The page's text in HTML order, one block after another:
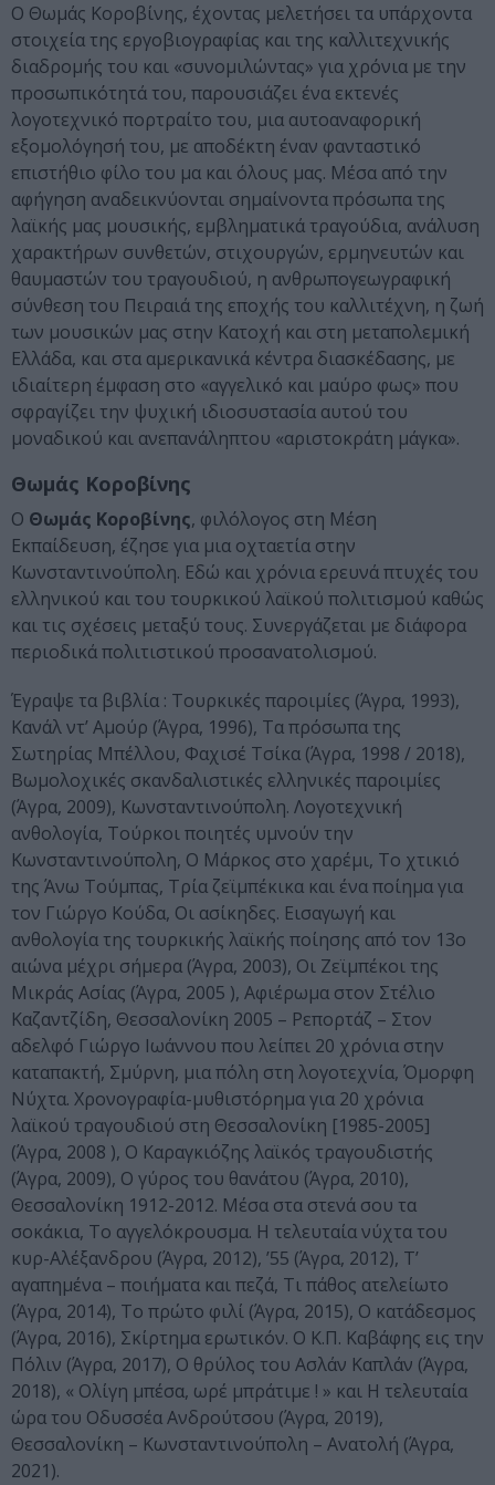
Ο Θωμάς Κοροβίνης, έχοντας μελετήσει τα υπάρχοντα
στοιχεία της εργοβιογραφίας και της καλλιτεχνικής
διαδρομής του και «συνομιλώντας» για χρόνια με την
προσωπικότητά του, παρουσιάζει ένα εκτενές
λογοτεχνικό πορτραίτο του, μια αυτοαναφορική
εξομολόγησή του, με αποδέκτη έναν φανταστικό
επιστήθιο φίλο του μα και όλους μας. Μέσα από την
αφήγηση αναδεικνύονται σημαίνοντα πρόσωπα της
λαϊκής μας μουσικής, εμβληματικά τραγούδια, ανάλυση
χαρακτήρων συνθετών, στιχουργών, ερμηνευτών και
θαυμαστών του τραγουδιού, η ανθρωπογεωγραφική
σύνθεση του Πειραιά της εποχής του καλλιτέχνη, η ζωή
των μουσικών μας στην Κατοχή και στη μεταπολεμική
Ελλάδα, και στα αμερικανικά κέντρα διασκέδασης, με
ιδιαίτερη έμφαση στο «αγγελικό και μαύρο φως» που
σφραγίζει την ψυχική ιδιοσυστασία αυτού του
μοναδικού και ανεπανάληπτου «αριστοκράτη μάγκα».
Θωμάς Κοροβίνης
O Θωμάς Κοροβίνης, φιλόλογος στη Μέση
Εκπαίδευση, έζησε για μια οχταετία στην
Κωνσταντινούπολη. Εδώ και χρόνια ερευνά πτυχές του
ελληνικού και του τουρκικού λαϊκού πολιτισμού καθώς
και τις σχέσεις μεταξύ τους. Συνεργάζεται με διάφορα
περιοδικά πολιτιστικού προσανατολισμού.
Έγραψε τα βιβλία : Τουρκικές παροιμίες (Άγρα, 1993),
Κανάλ ντ’ Αμούρ (Άγρα, 1996), Τα πρόσωπα της
Σωτηρίας Μπέλλου, Φαχισέ Τσίκα (Άγρα, 1998 / 2018),
Βωμολοχικές σκανδαλιστικές ελληνικές παροιμίες
(Άγρα, 2009), Κωνσταντινούπολη. Λογοτεχνική
ανθολογία, Τούρκοι ποιητές υμνούν την
Κωνσταντινούπολη, Ο Μάρκος στο χαρέμι, Το χτικιό
της Άνω Τούμπας, Τρία ζεϊμπέκικα και ένα ποίημα για
τον Γιώργο Κούδα, Οι ασίκηδες. Εισαγωγή και
ανθολογία της τουρκικής λαϊκής ποίησης από τον 13ο
αιώνα μέχρι σήμερα (Άγρα, 2003), Οι Ζεϊμπέκοι της
Μικράς Ασίας (Άγρα, 2005 ), Αφιέρωμα στον Στέλιο
Καζαντζίδη, Θεσσαλονίκη 2005 – Ρεπορτάζ – Στον
αδελφό Γιώργο Ιωάννου που λείπει 20 χρόνια στην
καταπακτή, Σμύρνη, μια πόλη στη λογοτεχνία, Όμορφη
Νύχτα. Χρονογραφία-μυθιστόρημα για 20 χρόνια
λαϊκού τραγουδιού στη Θεσσαλονίκη [1985-2005]
(Άγρα, 2008 ), Ο Καραγκιόζης λαϊκός τραγουδιστής
(Άγρα, 2009), Ο γύρος του θανάτου (Άγρα, 2010),
Θεσσαλονίκη 1912-2012. Μέσα στα στενά σου τα
σοκάκια, Το αγγελόκρουσμα. Η τελευταία νύχτα του
κυρ-Αλέξανδρου (Άγρα, 2012), ’55 (Άγρα, 2012), Τ’
αγαπημένα – ποιήματα και πεζά, Τι πάθος ατελείωτο
(Άγρα, 2014), Το πρώτο φιλί (Άγρα, 2015), Ο κατάδεσμος
(Άγρα, 2016), Σκίρτημα ερωτικόν. Ο Κ.Π. Καβάφης εις την
Πόλιν (Άγρα, 2017), Ο θρύλος του Ασλάν Καπλάν (Άγρα,
2018), « Ολίγη μπέσα, ωρέ μπράτιμε ! » και Η τελευταία
ώρα του Οδυσσέα Ανδρούτσου (Άγρα, 2019),
Θεσσαλονίκη – Κωνσταντινούπολη – Ανατολή (Άγρα,
2021).